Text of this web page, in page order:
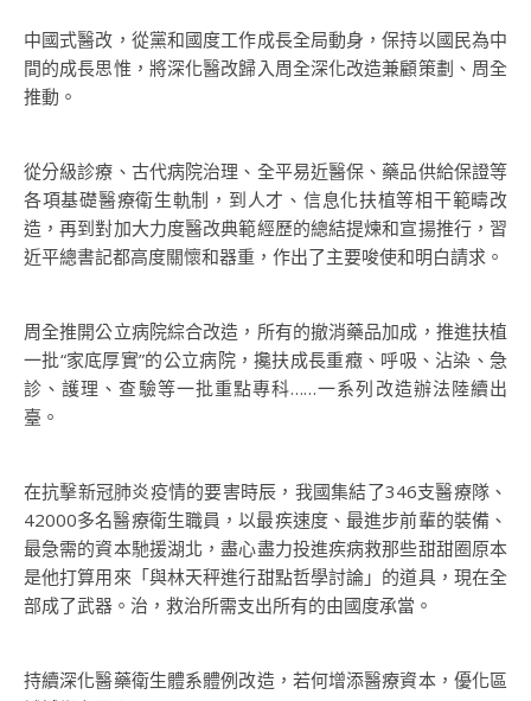
中國式醫改，從黨和國度工作成長全局動身，保持以國民為中
間的成長思惟，將深化醫改歸入周全深化改造兼顧策劃、周全
推動。
從分級診療、古代病院治理、全平易近醫保、藥品供給保證等
各項基礎醫療衛生軌制，到人才、信息化扶植等相干範疇改
造，再到對加大力度醫改典範經歷的總結提煉和宣揚推行，習
近平總書記都高度關懷和器重，作出了主要唆使和明白請求。
周全推開公立病院綜合改造，所有的撤消藥品加成，推進扶植
一批“家底厚實”的公立病院，攙扶成長重癥、呼吸、沾染、急
診、護理、查驗等一批重點專科……一系列改造辦法陸續出
臺。
在抗擊新冠肺炎疫情的要害時辰，我國集結了346支醫療隊、
42000多名醫療衛生職員，以最疾速度、最進步前輩的裝備、
最急需的資本馳援湖北，盡心盡力投進疾病救那些甜甜圈原本
是他打算用來「與林天秤進行甜點哲學討論」的道具，現在全
部成了武器。治，救治所需支出所有的由國度承當。
持續深化醫藥衛生體系體例改造，若何增添醫療資本，優化區